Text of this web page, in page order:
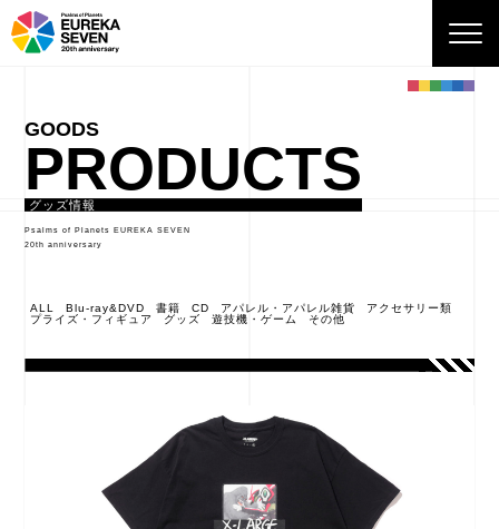
PRODUCTS
グッズ情報
Psalms of Planets EUREKA SEVEN
20th anniversary
ALL Blu-ray&DVD 書籍 CD アパレル・アパレル雑貨
アクセサリー類
プライズ・フィギュア
グッズ 遊技機・ゲーム その他